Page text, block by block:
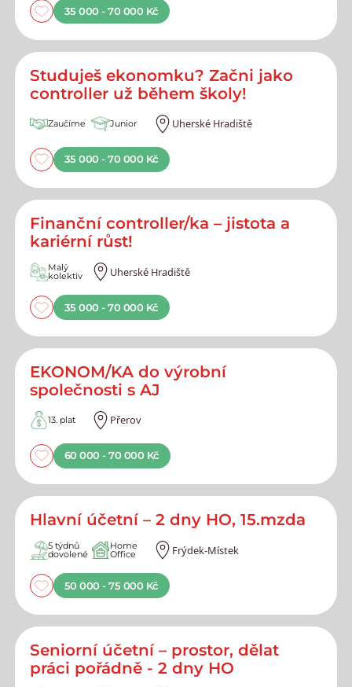
35 000 - 70 000 Kč
Studuješ ekonomku? Začni jako
controller už během školy!
Zaučíme Junior Uherské Hradiště
35 000 - 70 000 Kč
Finanční controller/ka – jistota a
kariérní růst!
Malý
kolektiv Uherské Hradiště
35 000 - 70 000 Kč
EKONOM/KA do výrobní
společnosti s AJ
13. plat Přerov
60 000 - 70 000 Kč
Hlavní účetní – 2 dny HO, 15.mzda
5 týdnů
dovolené
Home
Office Frýdek-Místek
50 000 - 75 000 Kč
Seniorní účetní – prostor, dělat
práci pořádně - 2 dny HO